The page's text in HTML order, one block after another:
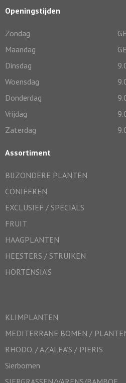
Openingstijden
Zondag
Maandag
Dinsdag
Woensdag
Donderdag
Vrijdag
Zaterdag
Assortiment
BIJZONDERE PLANTEN
CONIFEREN
EXCLUSIEF / SPECIALS
FRUIT
HAAGPLANTEN
HEESTERS / STRUIKEN
HORTENSIA’S
KLIMPLANTEN
MEDITERRANE BOMEN /
RHODO. / AZALEA’S / PIERIS
Sierbomen